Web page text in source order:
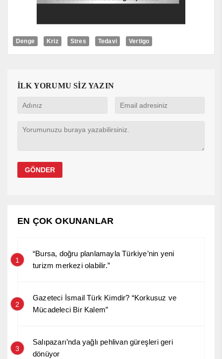
Denge Kriz Stres Tedavi Vertigo
İLK YORUMU SİZ YAZIN
EN ÇOK OKUNANLAR
1
“Bursa, doğru planlamayla Türkiye’nin yeni
turizm merkezi olabilir.”
2
Gazeteci İsmail Türk Kimdir? “Korkusuz ve
Mücadeleci Bir Kalem”
3
Salıpazarı’nda yağlı pehlivan güreşleri geri
dönüyor